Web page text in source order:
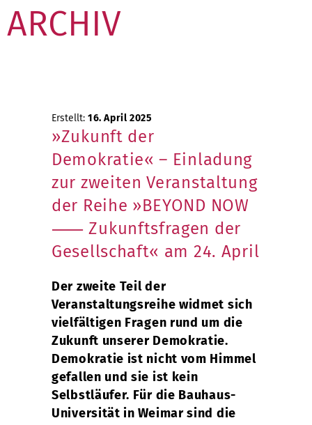
ARCHIV
Erstellt: 16. April 2025
»Zukunft der
Demokratie« – Einladung
zur zweiten Veranstaltung
der Reihe »BEYOND NOW
⸺ Zukunftsfragen der
Gesellschaft« am 24. April
Der zweite Teil der
Veranstaltungsreihe widmet sich
vielfältigen Fragen rund um die
Zukunft unserer Demokratie.
Demokratie ist nicht vom Himmel
gefallen und sie ist kein
Selbstläufer. Für die Bauhaus-
Universität in Weimar sind die